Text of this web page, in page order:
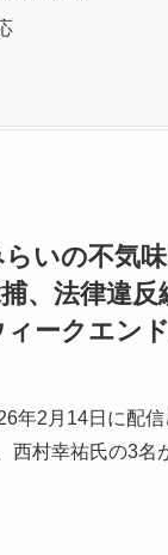
いの不気
、法律違
ークエン
年2月14日に配信
西村幸祐氏の3